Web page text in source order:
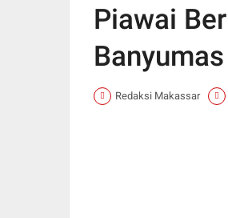
Piawai
Banyumas
Redaksi Makassar